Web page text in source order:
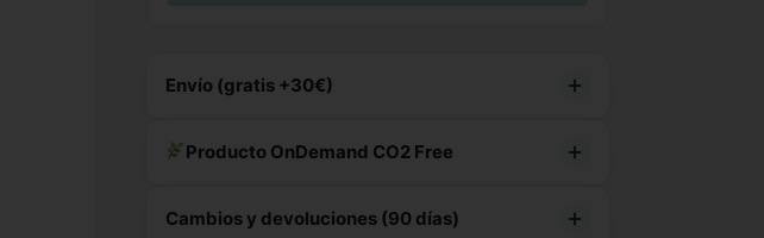
Envío (gratis +30€)
Producto OnDemand CO2 Free
sobreproducción.
Cambios y devoluciones (90 días)